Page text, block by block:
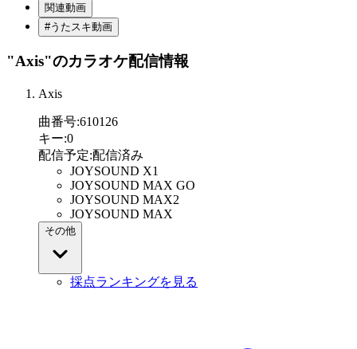
関連動画
#うたスキ動画
"Axis"のカラオケ配信情報
Axis
曲番号:610126
キー:0
配信予定:配信済み
JOYSOUND X1
JOYSOUND MAX GO
JOYSOUND MAX2
JOYSOUND MAX
その他
採点ランキングを見る